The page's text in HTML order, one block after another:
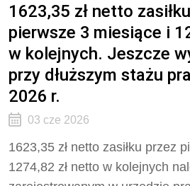
1623,35 zł netto
pierwsze 3 miesiące i
w kolejnych. Jeszcze
przy dłuższym stażu
2026 r.
03 cze 2026
1623,35 zł netto zasiłku przez
1274,82 zł netto w kolejnych